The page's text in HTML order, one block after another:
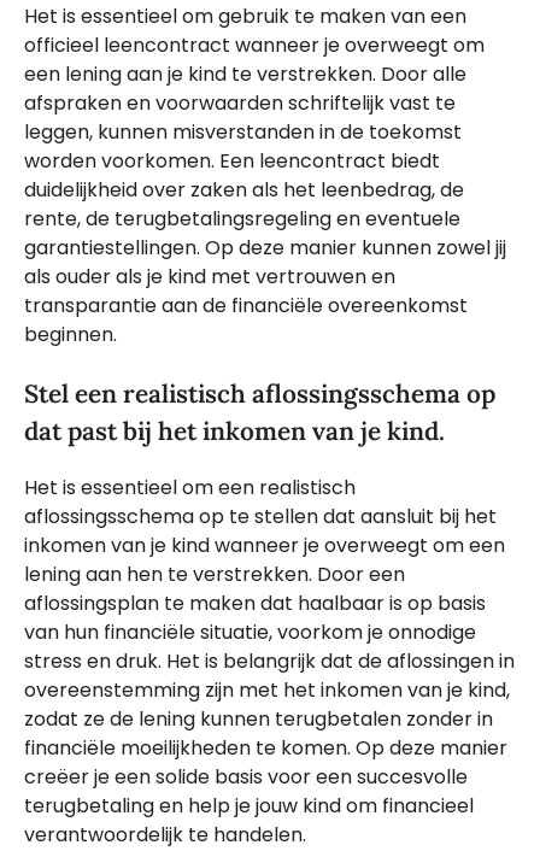
Het is essentieel om gebruik te maken van een
officieel leencontract wanneer je overweegt om
een lening aan je kind te verstrekken. Door alle
afspraken en voorwaarden schriftelijk vast te
leggen, kunnen misverstanden in de toekomst
worden voorkomen. Een leencontract biedt
duidelijkheid over zaken als het leenbedrag, de
rente, de terugbetalingsregeling en eventuele
garantiestellingen. Op deze manier kunnen zowel jij
als ouder als je kind met vertrouwen en
transparantie aan de financiële overeenkomst
beginnen.
Stel een realistisch aflossingsschema op
dat past bij het inkomen van je kind.
Het is essentieel om een realistisch
aflossingsschema op te stellen dat aansluit bij het
inkomen van je kind wanneer je overweegt om een
lening aan hen te verstrekken. Door een
aflossingsplan te maken dat haalbaar is op basis
van hun financiële situatie, voorkom je onnodige
stress en druk. Het is belangrijk dat de aflossingen in
overeenstemming zijn met het inkomen van je kind,
zodat ze de lening kunnen terugbetalen zonder in
financiële moeilijkheden te komen. Op deze manier
creëer je een solide basis voor een succesvolle
terugbetaling en help je jouw kind om financieel
verantwoordelijk te handelen.